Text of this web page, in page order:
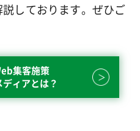
しております。ぜひご
集客施策
ィアとは？